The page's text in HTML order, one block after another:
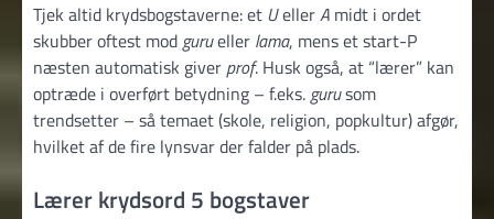
Tjek altid krydsbogstaverne: et UellerA midt i ordet
skubber oftest modgurueller lama, mens et start-P
næsten automatisk giver prof. Husk også, at “lærer” kan
optræde i overført betydning – f.eks.gurusom
trendsetter – så temaet (skole, religion, popkultur) afgør,
hvilket af de fire lynsvar der falder på plads.
Lærer krydsord 5 bogstaver